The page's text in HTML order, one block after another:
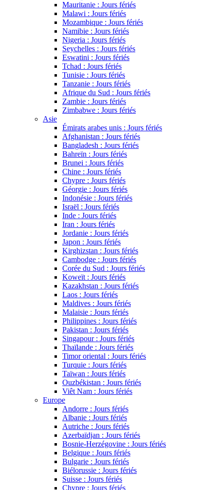
Mauritanie : Jours fériés
Malawi : Jours fériés
Mozambique : Jours fériés
Namibie : Jours fériés
Nigeria : Jours fériés
Seychelles : Jours fériés
Eswatini : Jours fériés
Tchad : Jours fériés
Tunisie : Jours fériés
Tanzanie : Jours fériés
Afrique du Sud : Jours fériés
Zambie : Jours fériés
Zimbabwe : Jours fériés
Asie
Émirats arabes unis : Jours fériés
Afghanistan : Jours fériés
Bangladesh : Jours fériés
Bahreïn : Jours fériés
Brunei : Jours fériés
Chine : Jours fériés
Chypre : Jours fériés
Géorgie : Jours fériés
Indonésie : Jours fériés
Israël : Jours fériés
Inde : Jours fériés
Iran : Jours fériés
Jordanie : Jours fériés
Japon : Jours fériés
Kirghizstan : Jours fériés
Cambodge : Jours fériés
Corée du Sud : Jours fériés
Koweït : Jours fériés
Kazakhstan : Jours fériés
Laos : Jours fériés
Maldives : Jours fériés
Malaisie : Jours fériés
Philippines : Jours fériés
Pakistan : Jours fériés
Singapour : Jours fériés
Thaïlande : Jours fériés
Timor oriental : Jours fériés
Turquie : Jours fériés
Taïwan : Jours fériés
Ouzbékistan : Jours fériés
Viêt Nam : Jours fériés
Europe
Andorre : Jours fériés
Albanie : Jours fériés
Autriche : Jours fériés
Azerbaïdjan : Jours fériés
Bosnie-Herzégovine : Jours fériés
Belgique : Jours fériés
Bulgarie : Jours fériés
Biélorussie : Jours fériés
Suisse : Jours fériés
Chypre : Jours fériés